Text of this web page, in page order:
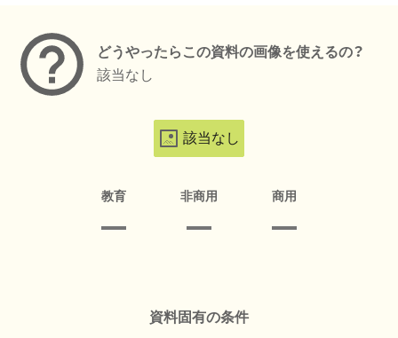
どうやったらこの資料の画像を使えるの？
該当なし
該当なし
教育 非商用 商用
資料固有の条件